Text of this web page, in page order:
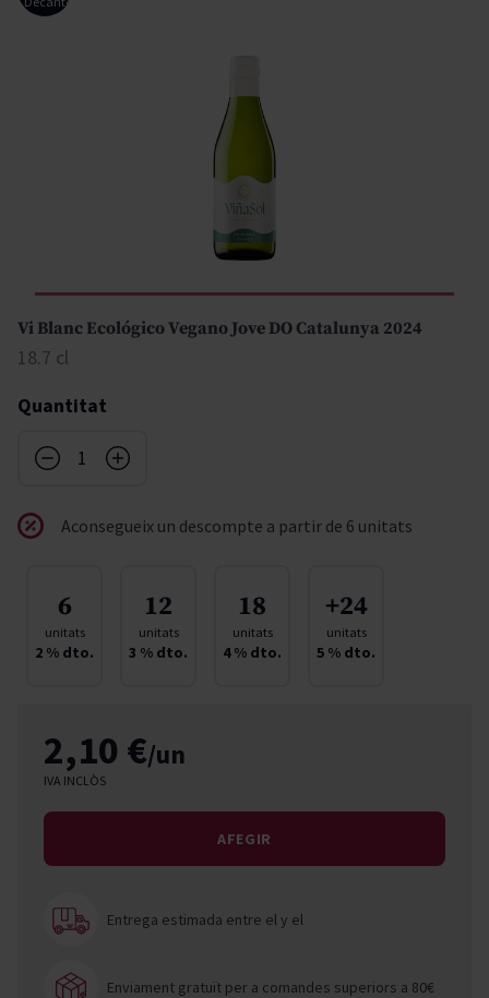
Vi Blanc Ecológico Vegano Jove DO Catalunya 2024
18.7 cl
Quantitat
Aconsegueix un descompte a partir de 6 unitats
6
unitats
2 % dto.
12
unitats
3 % dto.
18
unitats
4% dto.
+24
unitats
5 % dto.
2,10 €/un
IVA INCLÒS
AFEGIR
Entrega estimada entre ely el
Enviament gratuït per a comandes superiors a 80€